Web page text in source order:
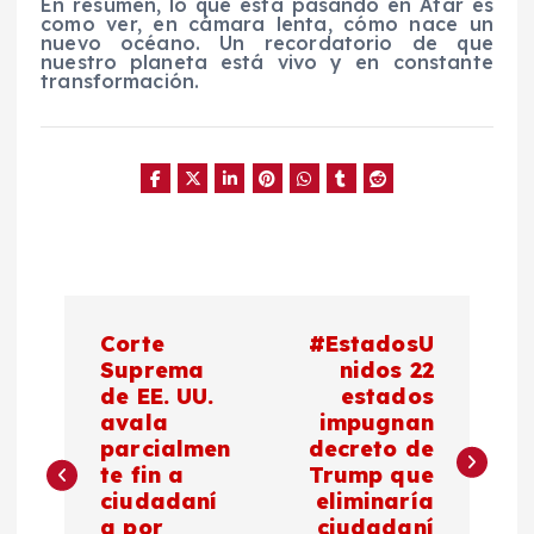
como ver, en cámara lenta, cómo nace un
nuevo océano. Un recordatorio de que
nuestro planeta está vivo y en constante
transformación.
e
Corte
Suprema
de EE. UU.
avala
parcialmen
te fin a
ciudadaní
a por
#EstadosU
nidos 22
estados
impugnan
decreto de
Trump que
eliminaría
ciudadaní